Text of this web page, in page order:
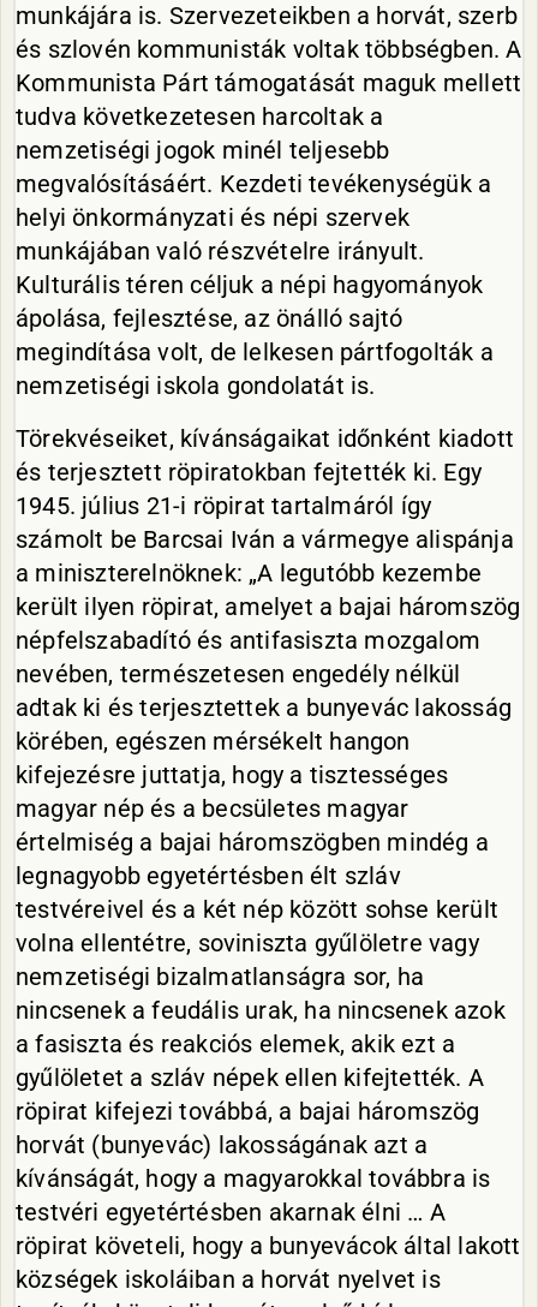
munkájára is. Szervezeteikben a horvát, szerb
és szlovén kommunisták voltak többségben. A
Kommunista Párt támogatását maguk mellett
tudva következetesen harcoltak a
nemzetiségi jogok minél teljesebb
megvalósításáért. Kezdeti tevékenységük a
helyi önkormányzati és népi szervek
munkájában való részvételre irányult.
Kulturális téren céljuk a népi hagyományok
ápolása, fejlesztése, az önálló sajtó
megindítása volt, de lelkesen pártfogolták a
nemzetiségi iskola gondolatát is.
Törekvéseiket, kívánságaikat időnként kiadott
és terjesztett röpiratokban fejtették ki. Egy
1945. július 21-i röpirat tartalmáról így
számolt be Barcsai Iván a vármegye alispánja
a miniszterelnöknek: „A legutóbb kezembe
került ilyen röpirat, amelyet a bajai háromszög
népfelszabadító és antifasiszta mozgalom
nevében, természetesen engedély nélkül
adtak ki és terjesztettek a bunyevác lakosság
körében, egészen mérsékelt hangon
kifejezésre juttatja, hogy a tisztességes
magyar nép és a becsületes magyar
értelmiség a bajai háromszögben mindég a
legnagyobb egyetértésben élt szláv
testvéreivel és a két nép között sohse került
volna ellentétre, soviniszta gyűlöletre vagy
nemzetiségi bizalmatlanságra sor, ha
nincsenek a feudális urak, ha nincsenek azok
a fasiszta és reakciós elemek, akik ezt a
gyűlöletet a szláv népek ellen kifejtették. A
röpirat kifejezi továbbá, a bajai háromszög
horvát (bunyevác) lakosságának azt a
kívánságát, hogy a magyarokkal továbbra is
testvéri egyetértésben akarnak élni … A
röpirat követeli, hogy a bunyevácok által lakott
községek iskoláiban a horvát nyelvet is